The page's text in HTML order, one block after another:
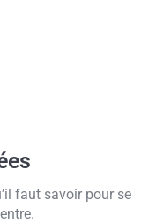
faut savoir pour se